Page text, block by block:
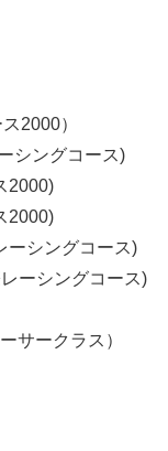
2000）
シングコース)
2000)
2000)
シングコース)
ーシングコース)
サークラス）